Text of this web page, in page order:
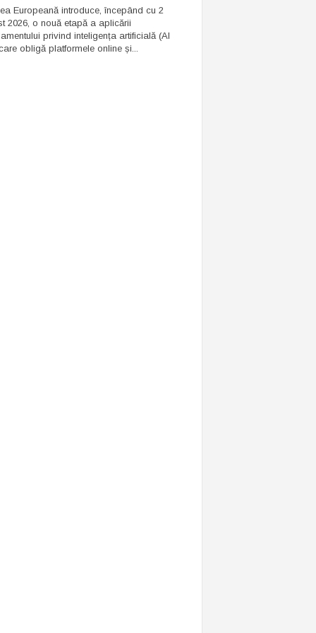
Europeană introduce, începând cu 2
2026, o nouă etapă a aplicării
privind inteligența artificială (AI
obligă platformele online și...